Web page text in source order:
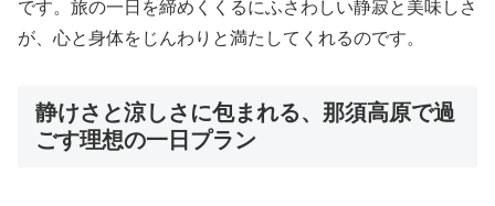
です。旅の一日を締めくくるにふさわしい静寂と美味しさ
が、心と身体をじんわりと満たしてくれるのです。
静けさと涼しさに包まれる、那須高原で過
ごす理想の一日プラン